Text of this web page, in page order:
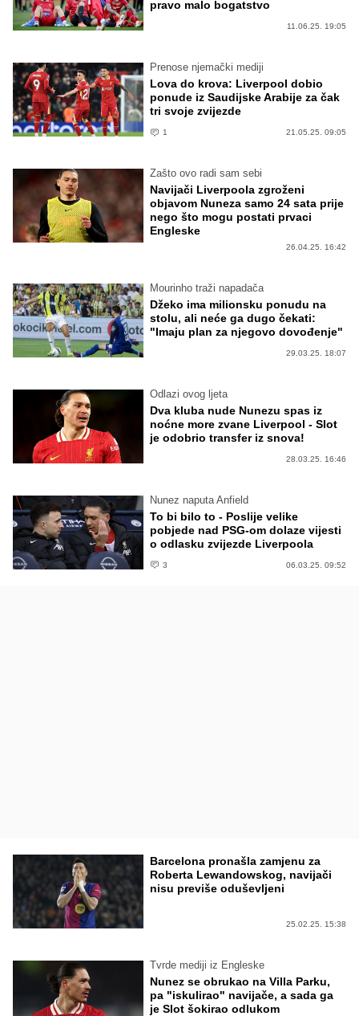
pravo malo bogatstvo
11.06.25. 19:05
Prenose njemački mediji
Lova do krova: Liverpool dobio
ponude iz Saudijske Arabije za čak
tri svoje zvijezde
1 21.05.25. 09:05
Zašto ovo radi sam sebi
Navijači Liverpoola zgroženi
objavom Nuneza samo 24 sata prije
nego što mogu postati prvaci
Engleske
26.04.25. 16:42
Mourinho traži napadača
Džeko ima milionsku ponudu na
stolu, ali neće ga dugo čekati:
"Imaju plan za njegovo dovođenje"
29.03.25. 18:07
Odlazi ovog ljeta
Dva kluba nude Nunezu spas iz
noćne more zvane Liverpool - Slot
je odobrio transfer iz snova!
28.03.25. 16:46
Nunez naputa Anfield
To bi bilo to - Poslije velike
pobjede nad PSG-om dolaze vijesti
o odlasku zvijezde Liverpoola
3 06.03.25. 09:52
Barcelona pronašla zamjenu za
Roberta Lewandowskog, navijači
nisu previše oduševljeni
25.02.25. 15:38
Tvrde mediji iz Engleske
Nunez se obrukao na Villa Parku,
pa "iskulirao" navijače, a sada ga
je Slot šokirao odlukom